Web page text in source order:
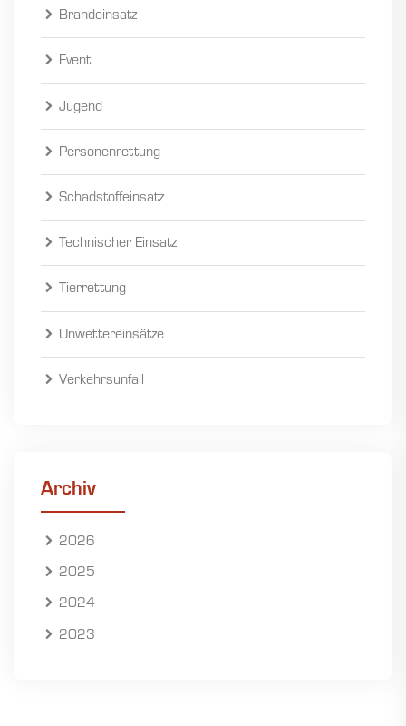
Brandeinsatz
Event
Jugend
Personenrettung
Schadstoffeinsatz
Technischer Einsatz
Tierrettung
Unwettereinsätze
Verkehrsunfall
Archiv
2026
2025
2024
2023